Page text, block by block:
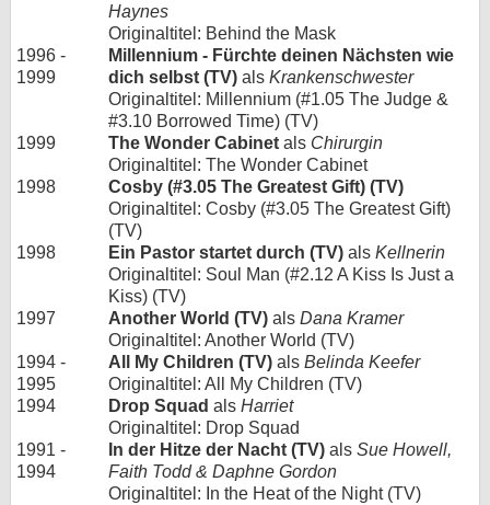
Haynes
Originaltitel: Behind the Mask
1996 -
1999
Millennium - Fürchte deinen Nächsten wie
dich selbst (TV) als Krankenschwester
Originaltitel: Millennium (#1.05 The Judge &
#3.10 Borrowed Time) (TV)
1999
The Wonder Cabinet als Chirurgin
Originaltitel: The Wonder Cabinet
1998
Cosby (#3.05 The Greatest Gift) (TV)
Originaltitel: Cosby (#3.05 The Greatest Gift)
(TV)
1998
Ein Pastor startet durch (TV) als Kellnerin
Originaltitel: Soul Man (#2.12 A Kiss Is Just a
Kiss) (TV)
1997
Another World (TV) als Dana Kramer
Originaltitel: Another World (TV)
1994 -
1995
All My Children (TV) als Belinda Keefer
Originaltitel: All My Children (TV)
1994
Drop Squad als Harriet
Originaltitel: Drop Squad
1991 -
1994
In der Hitze der Nacht (TV) als Sue Howell,
Faith Todd & Daphne Gordon
Originaltitel: In the Heat of the Night (TV)